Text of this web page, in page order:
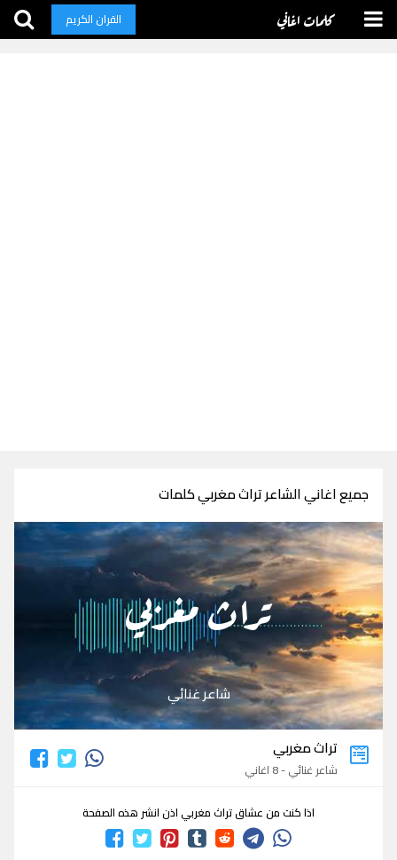
كلمات اغاني القران الكريم
جميع اغاني الشاعر تراث مغربي كلمات
تراث مغربي
شاعر غنائي
تراث مغربي
شاعر غنائي - 8 اغاني
اذا كنت من عشاق تراث مغربي اذن انشر هذه الصفحة